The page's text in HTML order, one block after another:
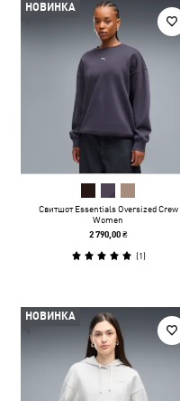
НОВИНКА
Свитшот Essentials Oversized Crew
Women
2 790,00 ₴
(1)
НОВИНКА